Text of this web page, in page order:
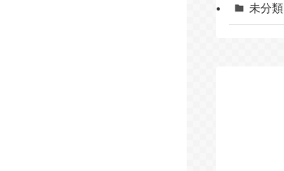
未分類